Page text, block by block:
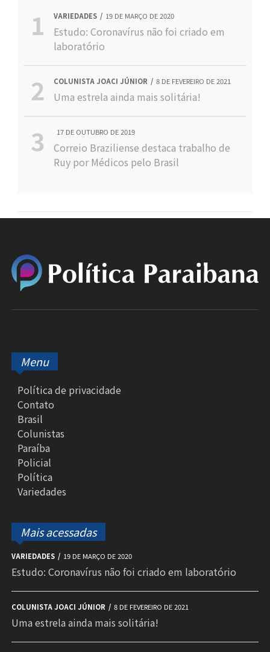
VARIEDADES 19 DE MARÇO DE 2020
Estudo: Coronavírus não foi criado em
laboratório
COLUNISTA JOACI JÚNIOR 8 DE FEVEREIRO DE 2021
Uma estrela ainda mais solitária!
17 DE OUTUBRO DE 2019
Correio Braziliense destaca trabalho de
Ruy por Médicos pelo Brasil
Menu
Política de privacidade
Contato
Brasil
Colunistas
Paraíba
Policial
Política
Variedades
Mais acessadas
VARIEDADES 19 DE MARÇO DE 2020
Estudo: Coronavírus não foi criado em laboratório
COLUNISTA JOACI JÚNIOR 8 DE FEVEREIRO DE 2021
Uma estrela ainda mais solitária!